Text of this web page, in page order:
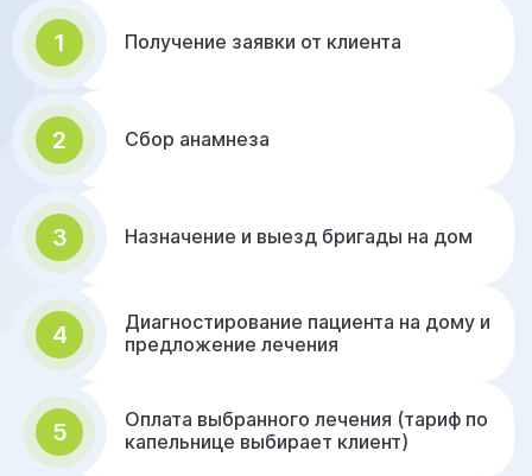
1 Получение заявки от клиента
2 Сбор анамнеза
3 Назначение и выезд бригады на дом
4
Диагностирование пациента на дому и
предложение лечения
5
Оплата выбранного лечения (тариф по
капельнице выбирает клиент)